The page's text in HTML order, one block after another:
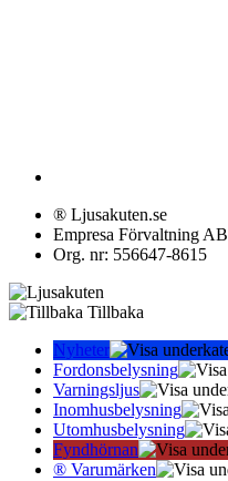
® Ljusakuten.se
Empresa Förvaltning AB
Org. nr: 556647-8615
Tillbaka
Nyheter
Fordonsbelysning
Varningsljus
Inomhusbelysning
Utomhusbelysning
Fyndhörnan
® Varumärken